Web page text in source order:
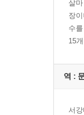
살
장
수
15
역 :
서